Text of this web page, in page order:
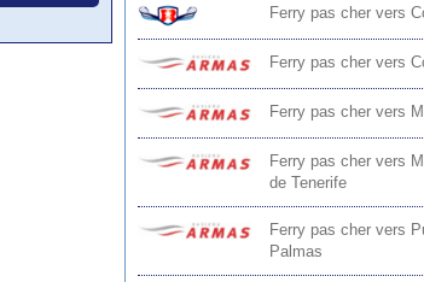
Ferry pas cher vers
Ferry pas cher vers
Ferry pas cher vers
Ferry pas cher vers
de Tenerife
Ferry pas cher vers
Palmas